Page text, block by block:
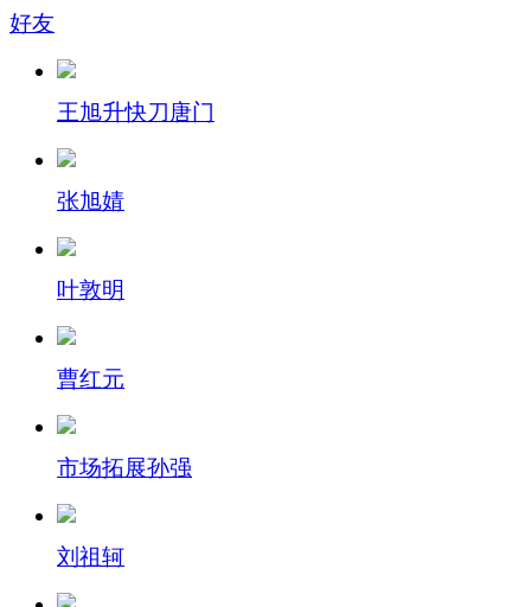
好友
王旭升快刀唐门
张旭婧
叶敦明
曹红元
市场拓展孙强
刘祖轲